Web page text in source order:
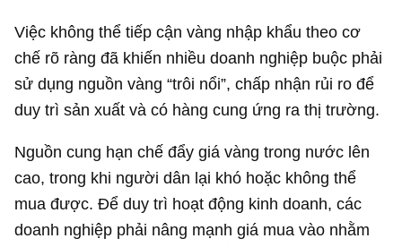
Việc không thể tiếp cận vàng nhập khẩu theo cơ
chế rõ ràng đã khiến nhiều doanh nghiệp buộc phải
sử dụng nguồn vàng “trôi nổi”, chấp nhận rủi ro để
duy trì sản xuất và có hàng cung ứng ra thị trường.
Nguồn cung hạn chế đẩy giá vàng trong nước lên
cao, trong khi người dân lại khó hoặc không thể
mua được. Để duy trì hoạt động kinh doanh, các
doanh nghiệp phải nâng mạnh giá mua vào nhằm